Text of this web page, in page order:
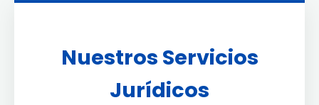
Nuestros Servicios
Jurídicos